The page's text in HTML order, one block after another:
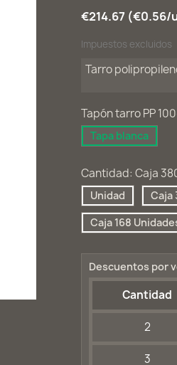
€214.67 (€0.56/
Impuestos excluidos
Tarro
Tapón tarro PP
Tapa blanca
Cantidad: Caja
Unidad Caja
Caja 168
Descuentos por
Cantidad
2
3